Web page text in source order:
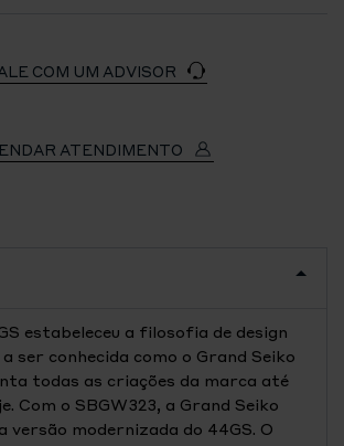
COM UM ADVISOR
ATENDIMENTO
estabeleceu a filosofia de design
ser conhecida como o Grand Seiko
todas as criações da marca até
Com o SBGW323, a Grand Seiko
versão modernizada do 44GS. O